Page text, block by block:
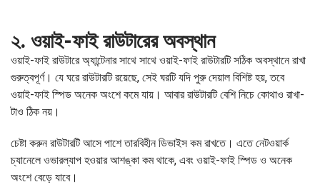
২. ওয়াই-ফাই রাউটারের অবস্থান
ওয়াই-ফাই রাউটারে অ্যান্টেনার সাথে সাথে ওয়াই-ফাই রাউটারটি সঠিক অবস্থানে রাখা
গুরুত্বপূর্ণ। যে ঘরে রাউটারটি রয়েছে, সেই ঘরটি যদি পুরু দেয়াল বিশিষ্ট হয়, তবে
ওয়াই-ফাই স্পিড অনেক অংশে কমে যায়। আবার রাউটারটি বেশি নিচে কোথাও রাখা-
টাও ঠিক নয়।
চেষ্টা করুন রাউটারটি আসে পাশে তারবিহীন ডিভাইস কম রাখতে। এতে নেটওয়ার্ক
চ্যানেলে ওভারল্যাপ হওয়ার আশঙ্কা কম থাকে, এবং ওয়াই-ফাই স্পিড ও অনেক
অংশে বেড়ে যাবে।